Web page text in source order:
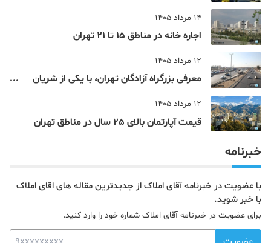
14 مرداد 1405
اجاره خانه در مناطق 15 تا 21 تهران
12 مرداد 1405
معرفی بزرگراه آزادگان تهران، با یکی از شریان
12 مرداد 1405
قیمت آپارتمان بالای 25 سال در مناطق تهران
خبرنامه
با عضویت در خبرنامه آقای املاک از جدیدترین مقاله های اقای املاک
با خبر شوید.
برای عضویت در خبرنامه آقای املاک شماره خود را وارد کنید.